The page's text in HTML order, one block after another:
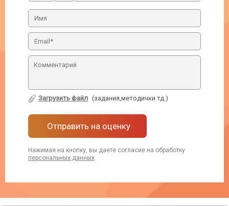
Загрузить файл (задания,методички тд.)
Отправить на оценку
Нажимая на кнопку, вы даете согласие на обработку
персональных данных